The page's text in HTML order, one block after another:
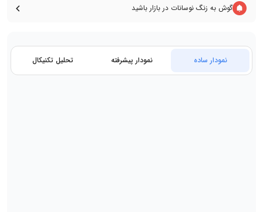
گوش به زنگ نوسانات در بازار باشید
نمودار ساده نمودار پیشرفته تحلیل تکنیکال